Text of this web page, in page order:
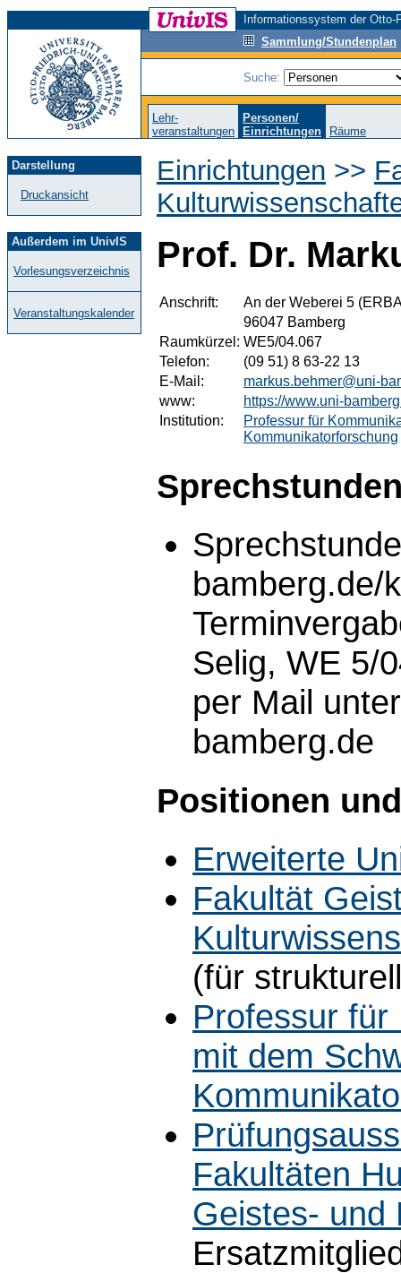
Informationssystem der
Sammlung/Stundenplan
Suche:
Lehr-
veranstaltungen
Personen/
Einrichtungen
Räume
Darstellung
Druckansicht
Außerdem im UnivIS
Vorlesungsverzeichnis
Veranstaltungskalender
Einrichtungen >>
Prof. Dr.
Anschrift:
An der Weberei 5
96047 Bamberg
Raumkürzel: WE5/04.067
Telefon:
(09 51) 8 63-22 13
E-Mail:
markus.behmer@uni-
www:
https://www.uni-
Institution:
Professur für
Kommunikatorforschung
bamberg.de/
Selig, WE 5/
per Mail
bamberg.de
Positionen
Erweiterte
Fakultät
(für
Professur für
mit dem
Fakultäten
Geistes- und